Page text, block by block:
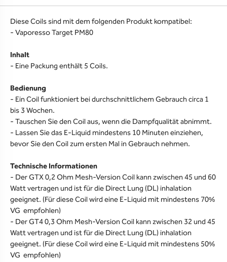
Diese Coils sind mit dem folgenden Produkt kompatibel:
- Vaporesso Target PM80
Inhalt
- Eine Packung enthält 5 Coils.
Bedienung
- Ein Coil funktioniert bei durchschnittlichem Gebrauch circa 1
bis 3 Wochen.
- Tauschen Sie den Coil aus, wenn die Dampfqualität abnimmt.
- Lassen Sie das E-Liquid mindestens 10 Minuten einziehen,
bevor Sie den Coil zum ersten Mal in Gebrauch nehmen.
Technische Informationen
- Der GTX 0,2 Ohm Mesh-Version Coil kann zwischen 45 und 60
Watt vertragen und ist für die Direct Lung (DL) inhalation
geeignet. (Für diese Coil wird eine E-Liquid mit mindestens 70%
VG empfohlen)
- Der GT4 0,3 Ohm Mesh-Version Coil kann zwischen 32 und 45
Watt vertragen und ist für die Direct Lung (DL) inhalation
geeignet. (Für diese Coil wird eine E-Liquid mit mindestens 50%
VG empfohlen)